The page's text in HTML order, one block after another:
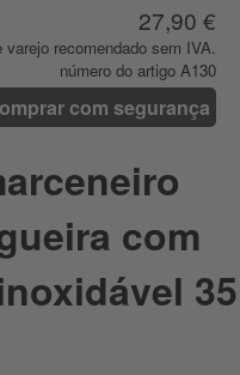
27,90 €
varejo recomendado sem IVA.
número do artigo A130
com segurança
com
35